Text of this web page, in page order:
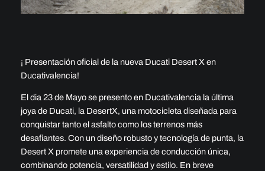
¡ Presentación oficial de la nueva Ducati Desert X en
Ducativalencia!
El dia 23 de Mayo se presento en Ducativalencia la última
joya de Ducati, la DesertX, una motocicleta diseñada para
conquistar tanto el asfalto como los terrenos más
desafiantes. Con un diseño robusto y tecnología de punta, la
Desert X promete una experiencia de conducción única,
combinando potencia, versatilidad y estilo. En breve